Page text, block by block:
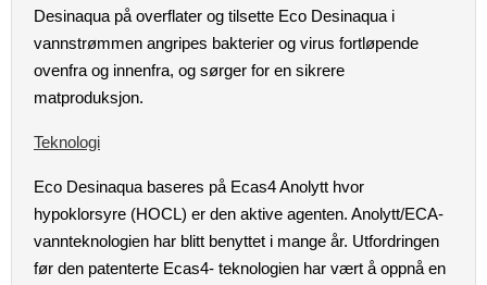
Desinaqua på overflater og tilsette Eco Desinaqua i
vannstrømmen angripes bakterier og virus fortløpende
ovenfra og innenfra, og sørger for en sikrere
matproduksjon.
Teknologi
Eco Desinaqua baseres på Ecas4 Anolytt hvor
hypoklorsyre (HOCL) er den aktive agenten. Anolytt/ECA-
vannteknologien har blitt benyttet i mange år. Utfordringen
før den patenterte Ecas4- teknologien har vært å oppnå en